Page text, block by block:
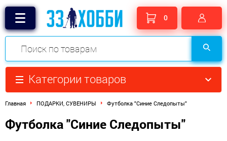
0
Категории товаров
Главная ПОДАРКИ, СУВЕНИРЫ Футболка "Синие Следопыты"​
Футболка "Синие Следопыты"​